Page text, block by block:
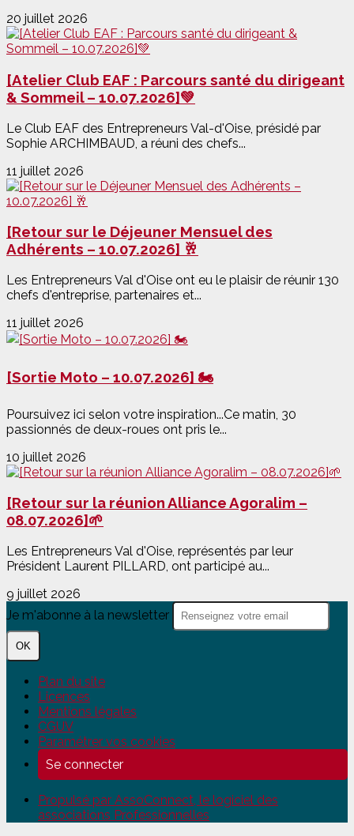
20 juillet 2026
[Atelier Club EAF : Parcours santé du dirigeant
& Sommeil – 10.07.2026]💚
Le Club EAF des Entrepreneurs Val-d'Oise, présidé par
Sophie ARCHIMBAUD, a réuni des chefs...
11 juillet 2026
[Retour sur le Déjeuner Mensuel des
Adhérents – 10.07.2026] 🥂
Les Entrepreneurs Val d'Oise ont eu le plaisir de réunir 130
chefs d'entreprise, partenaires et...
11 juillet 2026
[Sortie Moto – 10.07.2026] 🏍️
Poursuivez ici selon votre inspiration...Ce matin, 30
passionnés de deux-roues ont pris le...
10 juillet 2026
[Retour sur la réunion Alliance Agoralim –
08.07.2026]🌱
Les Entrepreneurs Val d'Oise, représentés par leur
Président Laurent PILLARD, ont participé au...
9 juillet 2026
Je m'abonne à la newsletter
OK
Plan du site
Licences
Mentions légales
CGUV
Paramétrer vos cookies
Se connecter
Propulsé par AssoConnect, le logiciel des
associations Professionnelles